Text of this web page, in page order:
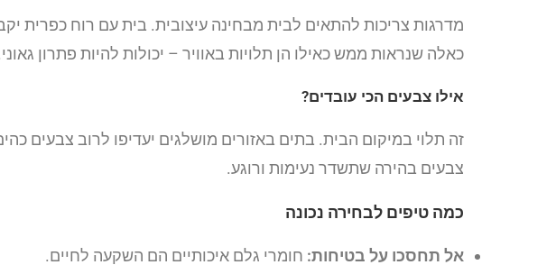
מדרגות צריכות להתאים לבית מבחינה עיצובית. בית עם רוח כפרית
כאלה שנראות ממש כאילו הן תלויות באוויר – יכולות להיות פתרון
אילו צבעים הכי עובדים?
זה תלוי במיקום הבית. בתים באזורים מושלגים יעדיפו לרוב צבעים
צבעים בהירה שתשדר נעימות ורוגע.
כמה טיפים לבחירה נכונה
אל תחסכו על בטיחות: חומרי גלם איכותיים הם השקעה לחיים.